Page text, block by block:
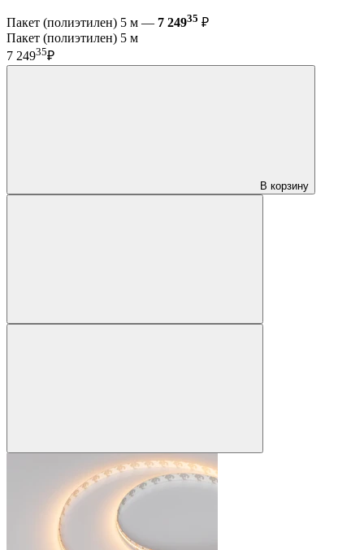
Пакет (полиэтилен) 5 м — 7 24935 ₽
Пакет (полиэтилен) 5 м
7 24935₽
В корзину